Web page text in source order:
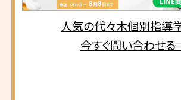
人気の代々木個別指導
今すぐ問い合わせ